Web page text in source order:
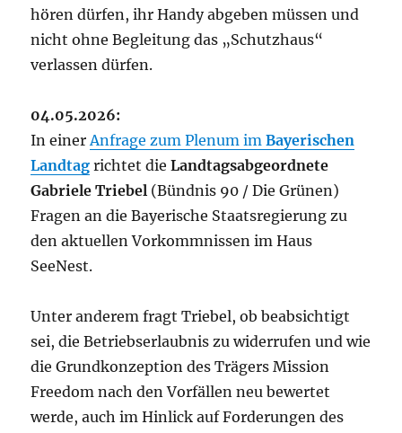
hören dürfen, ihr Handy abgeben müssen und
nicht ohne Begleitung das „Schutzhaus“
verlassen dürfen.
04.05.2026:
In einerAnfrage zum Plenum imBayerischen
Landtag richtet dieLandtagsabgeordnete
Gabriele Triebel (Bündnis 90 / Die Grünen)
Fragen an die Bayerische Staatsregierung zu
den aktuellen Vorkommnissen im Haus
SeeNest.
Unter anderem fragt Triebel, ob beabsichtigt
sei, die Betriebserlaubnis zu widerrufen und wie
die Grundkonzeption des Trägers Mission
Freedom nach den Vorfällen neu bewertet
werde, auch im Hinlick auf Forderungen des